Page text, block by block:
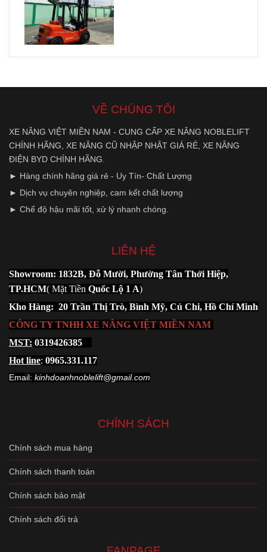
VỀ CHÚNG TÔI
XE NÂNG VIỆT MIỀN NAM - CUNG CẤP XE NÂNG NOBLELIFT
CHÍNH HÃNG, XE NÂNG CŨ NHẬP NHẬT GIÁ RẺ, XE NÂNG
ĐIỆN BYD CHÍNH HÃNG.
► Hàng chính hãng giá rẻ - Uy Tín- Chất Lượng
► Dịch vụ chuyên nghiệp, cam kết chất lượng
► Chế độ hậu mãi tốt, xử lý nhanh chóng.
LIÊN HỆ
Showroom: 1832B, Đỗ Mười, Phường Tân Thới Hiệp,
TP.HCM( Mặt Tiền Quốc Lộ 1 A)
Kho Hàng: 20 Trần Thị Trò, Bình Mỹ, Củ Chi, Hồ Chí Minh
CÔNG TY TNHH XE NÂNG VIỆT MIỀN NAM
MST: 0319426385
Hot line: 0965.331.117
Email: kinhdoanhnoblelift@gmail.com
CHÍNH SÁCH
Chính sách mua hàng
Chính sách thanh toán
Chính sách bảo mật
Chính sách đổi trả